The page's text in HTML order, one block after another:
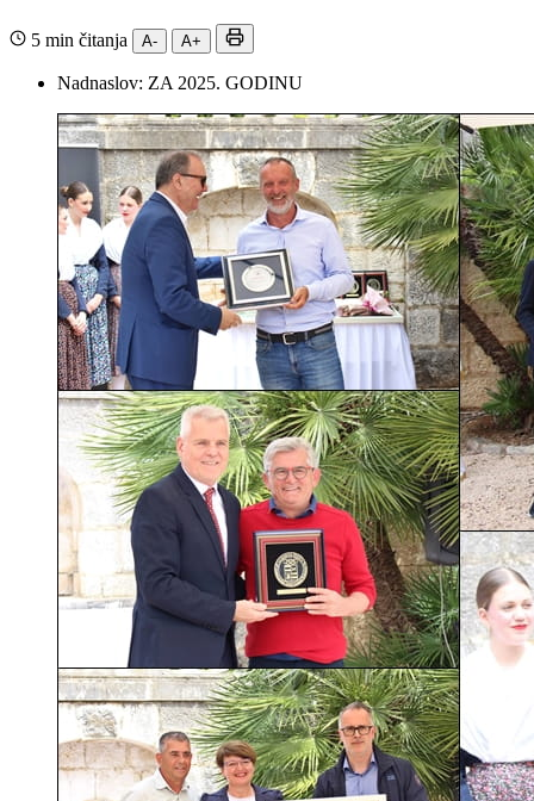
5 min čitanja A- A+
Nadnaslov: ZA 2025. GODINU